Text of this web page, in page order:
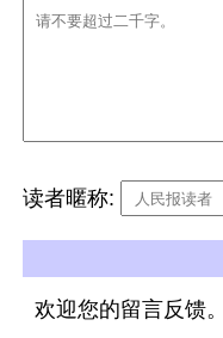
读者暱称:
欢迎您的留言反馈。